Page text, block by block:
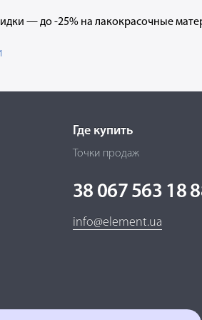
— до -25% на лакокрасочные
Где купить
Точки продаж
38 067 563 18
info@element.ua